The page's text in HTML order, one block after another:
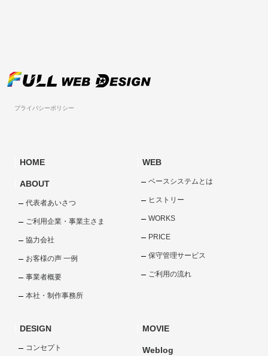
プライバシーポリシー
HOME
ABOUT
代表者あいさつ
ご利用企業・事業主さま
協力会社
お客様の声 一例
事業者概要
本社・制作事務所
WEB
ベースシステムとは
ヒストリー
WORKS
PRICE
保守管理サービス
ご利用の流れ
DESIGN
コンセプト
MOVIE
Weblog